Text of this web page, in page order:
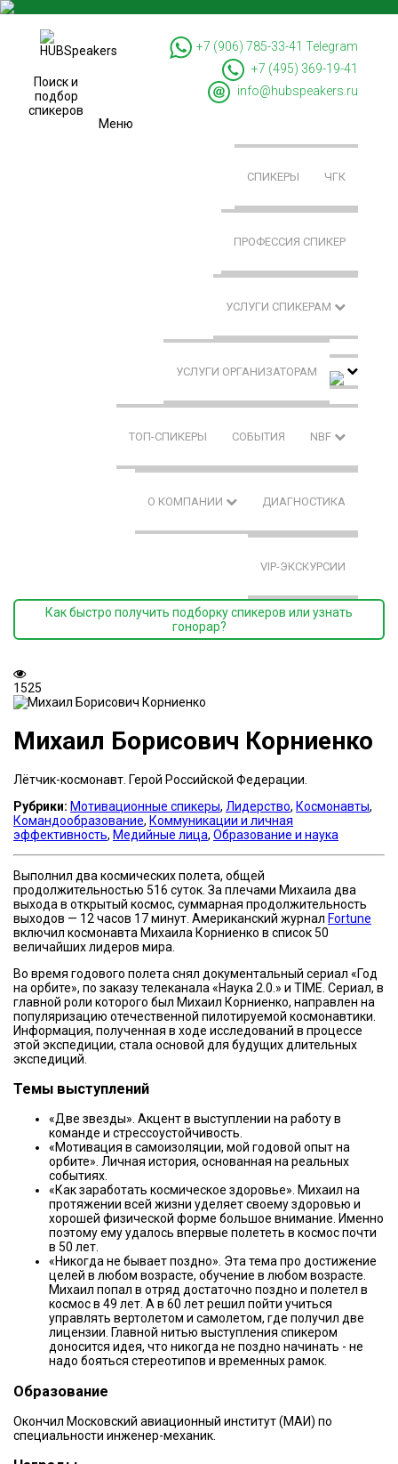
Поиск и
подбор
спикеров
+7 (906) 785-33-41 Telegram
+7 (495) 369-19-41
info@hubspeakers.ru
Меню
СПИКЕРЫ ЧГК
ПРОФЕССИЯ СПИКЕР
УСЛУГИ СПИКЕРАМ
УСЛУГИ ОРГАНИЗАТОРАМ
ТОП-СПИКЕРЫ СОБЫТИЯ NBF
О КОМПАНИИ ДИАГНОСТИКА
VIP-ЭКСКУРСИИ
Как быстро получить подборку спикеров или узнать
гонорар?
1525
Михаил Борисович Корниенко
Лётчик-космонавт. Герой Российской Федерации.
Рубрики: Мотивационные спикеры, Лидерство, Космонавты,
Командообразование, Коммуникации и личная
эффективность, Медийные лица, Образование и наука
Выполнил два космических полета, общей
продолжительностью 516 суток. За плечами Михаила два
выхода в открытый космос, суммарная продолжительность
выходов — 12 часов 17 минут. Американский журнал Fortune
включил космонавта Михаила Корниенко в список 50
величайших лидеров мира.
Во время годового полета снял документальный сериал «Год
на орбите», по заказу телеканала «Наука 2.0.» и TIME. Сериал, в
главной роли которого был Михаил Корниенко, направлен на
популяризацию отечественной пилотируемой космонавтики.
Информация, полученная в ходе исследований в процессе
этой экспедиции, стала основой для будущих длительных
экспедиций.
Темы выступлений
«Две звезды». Акцент в выступлении на работу в
команде и стрессоустойчивость.
«Мотивация в самоизоляции, мой годовой опыт на
орбите». Личная история, основанная на реальных
событиях.
«Как заработать космическое здоровье». Михаил на
протяжении всей жизни уделяет своему здоровью и
хорошей физической форме большое внимание. Именно
поэтому ему удалось впервые полететь в космос почти
в 50 лет.
«Никогда не бывает поздно». Эта тема про достижение
целей в любом возрасте, обучение в любом возрасте.
Михаил попал в отряд достаточно поздно и полетел в
космос в 49 лет. А в 60 лет решил пойти учиться
управлять вертолетом и самолетом, где получил две
лицензии. Главной нитью выступления спикером
доносится идея, что никогда не поздно начинать - не
надо бояться стереотипов и временных рамок.
Образование
Окончил Московский авиационный институт (МАИ) по
специальности инженер-механик.